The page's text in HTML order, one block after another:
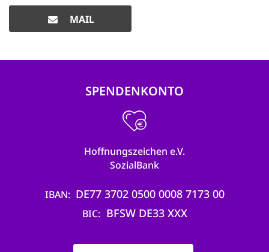
MAIL
SPENDENKONTO
Hoffnungszeichen e.V.
SozialBank
IBAN DE77 3702 0500 0008 7173 00
BIC BFSW DE33 XXX